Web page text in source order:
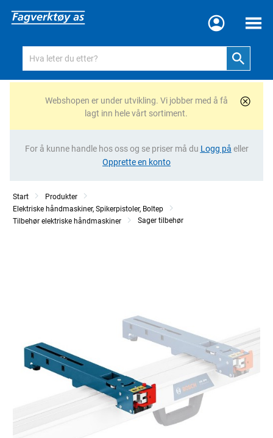
Meny
Webshopen er under utvikling. Vi jobber med å få
lagt inn hele vårt sortiment.
For å kunne handle hos oss og se priser må du Logg på eller
Opprette en konto
Start
Produkter
Elektriske håndmaskiner, Spikerpistoler, Boltep
Tilbehør elektriske håndmaskiner
Sager tilbehør